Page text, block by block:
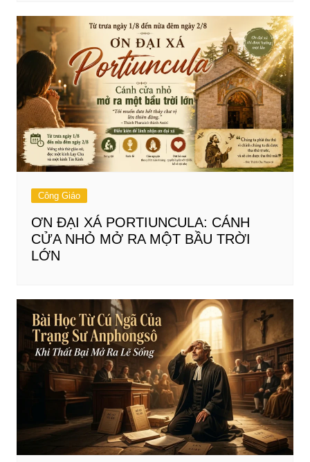
Công Giáo
ƠN ĐẠI XÁ PORTIUNCULA: CÁNH
CỬA NHỎ MỞ RA MỘT BẦU TRỜI
LỚN